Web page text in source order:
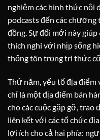
nghiệm các hình thức nội
podcasts đến các
đồng. Sự đổi mới này
thích nghi với nhịp sống
thống tôn trọng tri thức
Thứ năm, yếu tố địa điểm
chỉ là một địa điểm bán
cho các cuộc gặp gỡ, trao
liên kết với các tổ chức
lợi ích cho cả hai phía: